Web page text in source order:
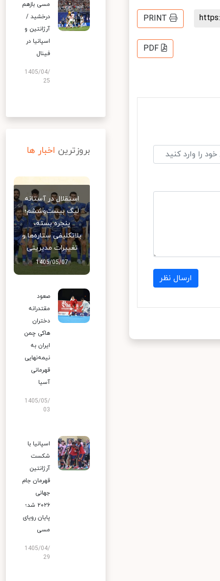
PRINT
PDF
ارسال نظر
مسی بازهم
درخشید /
آرژانتین و
اسپانیا در
فینال
1405/04/
25
بروزترین اخبار ها
استقلال در آستانه
لیگ بیست‌وششم؛
پنجره بسته،
بلاتکلیفی ستاره‌ها و
تغییرات مدیریتی
1405/05/07
صعود
مقتدرانه
دختران
هاکی چمن
ایران به
نیمه‌نهایی
قهرمانی
آسیا
1405/05/
03
اسپانیا با
شکست
آرژانتین
قهرمان جام
جهانی
۲۰۲۶ شد؛
پایان رویای
مسی
1405/04/
29